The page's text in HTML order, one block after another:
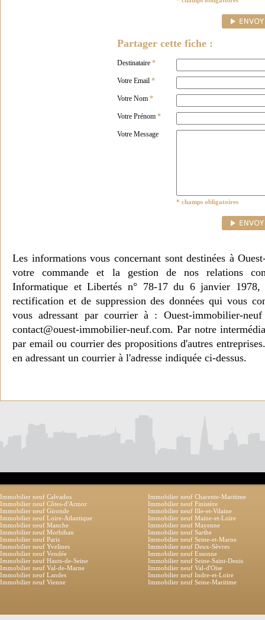
Partager cette fiche :
Destinataire *
Votre Email *
Votre Nom *
Votre Prénom *
Votre Message
* champs obligatoires
Les informations vous concernant sont destinées à
votre commande et la gestion de nos relations
Informatique et Libertés n° 78-17 du 6 janvier 1978,
rectification et de suppression des données qui vous
vous adressant par courrier à : Ouest-immobilier-
contact@ouest-immobilier-neuf.com. Par notre
par email ou courrier des propositions d'autres
en adressant un courrier à l'adresse indiquée ci-dessus.
Immobilier neuf Calvados
Immobilier neuf Charente-Maritime
Immobilier neuf Côtes-d'Armor
Immobilier neuf Finistère
Immobilier neuf Gironde
Immobilier neuf Ille-et-Vilaine
Immobilier neuf Loire-Atlantique
Immobilier neuf Maine-et-Loire
Immobilier neuf Manche
Immobilier neuf Mayenne
Immobilier neuf Morbihan
Immobilier neuf Sarthe
Immobilier neuf Paris
Immobilier neuf Seine-et-Marne
Immobilier neuf Yvelines
Immobilier neuf Deux-Sèvres
Immobilier neuf Vendée
Immobilier neuf Essonne
Immobilier neuf Hauts-de-Seine
Immobilier neuf Seine-Saint-Denis
Immobilier neuf Val-de-Marne
Immobilier neuf Val-d'Oise
Immobilier neuf Landes
Immobilier neuf Indre-et-Loire
Immobilier neuf Vienne
Immobilier neuf Seine-Maritime